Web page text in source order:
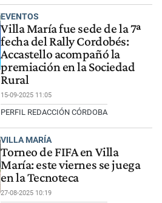
EVENTOS
Villa María fue sede de la 7ª
fecha del Rally Cordobés:
Accastello acompañó la
premiación en la Sociedad
Rural
15-09-2025 11:05
PERFIL REDACCIÓN CÓRDOBA
VILLA MARÍA
Torneo de FIFA en Villa
María: este viernes se juega
en la Tecnoteca
27-08-2025 10:19